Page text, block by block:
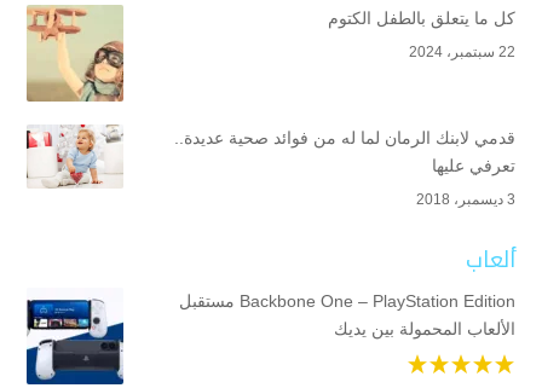
كل ما يتعلق بالطفل الكتوم
22 سبتمبر، 2024
قدمي لابنك الرمان لما له من فوائد صحية عديدة..
تعرفي عليها
3 ديسمبر، 2018
ألعاب
Backbone One – PlayStation Edition مستقبل
الألعاب المحمولة بين يديك